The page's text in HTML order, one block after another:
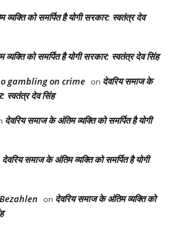
को समर्पित है योगी सरकार: स्वतंत्र देव
को समर्पित है योगी सरकार: स्वतंत्र देव सिंह
gambling on crime on देवरिय समाज के
स्वतंत्र देव सिंह
देवरिय समाज के अंतिम व्यक्ति को समर्पित है योगी
देवरिय समाज के अंतिम व्यक्ति को समर्पित है योगी
on देवरिय समाज के अंतिम व्यक्ति को